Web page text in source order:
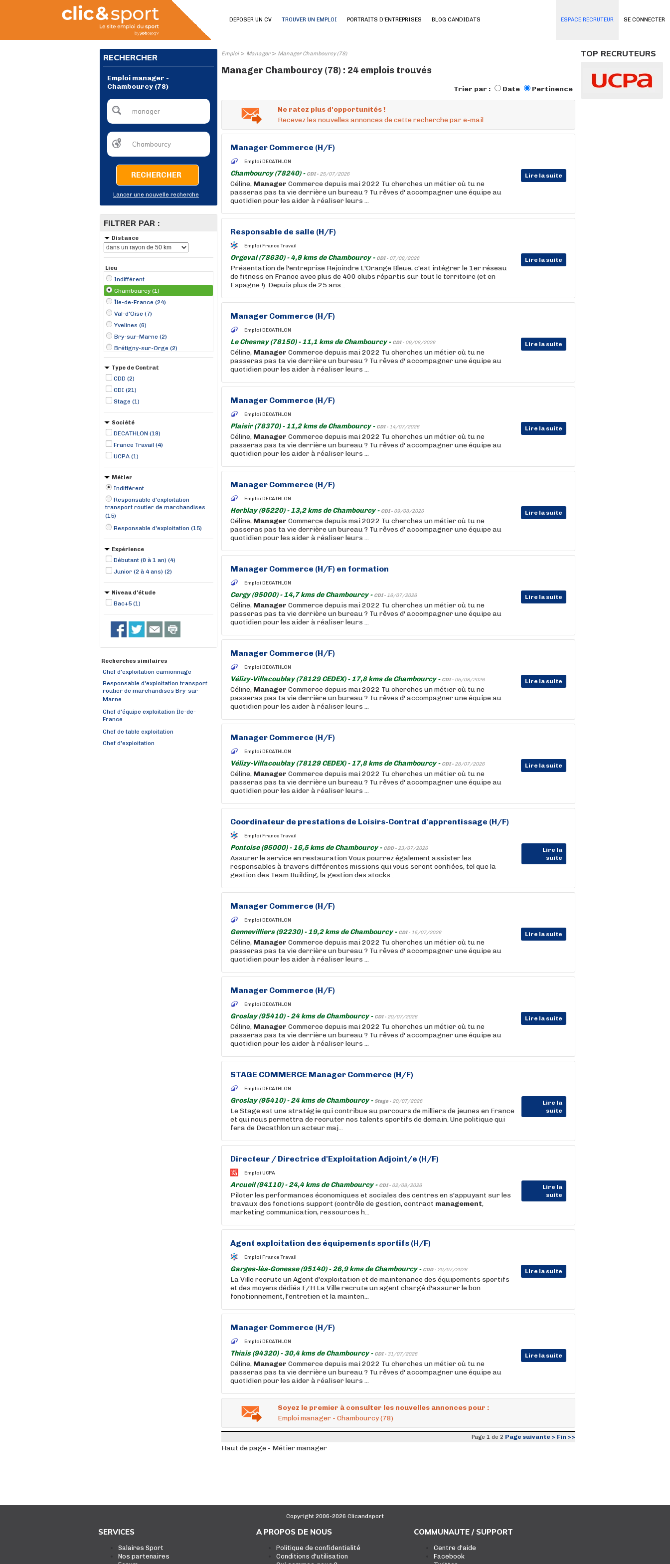
SE CONNECTER
DEPOSER UN CV TROUVER UN EMPLOI PORTRAITS D'ENTREPRISES BLOG CANDIDATS ESPACE RECRUTEUR
RECHERCHER
Emploi manager -
Chambourcy (78)
RECHERCHER
Lancer une nouvelle recherche
FILTRER PAR :
Distance
Lieu
Indifférent
Chambourcy (1)
Île-de-France (24)
Val-d'Oise (7)
Yvelines (6)
Bry-sur-Marne (2)
Brétigny-sur-Orge (2)
Groslay (2)
Vélizy-Villacoublay (2)
Arcueil (1)
Aulnay-sous-Bois (1)
Cergy (1)
Type de Contrat
CDD (2)
CDI (21)
Stage (1)
Société
DECATHLON (19)
France Travail (4)
UCPA (1)
Métier
Indifférent
Responsable d'exploitation
transport routier de marchandises
(15)
Responsable d'exploitation (15)
Expérience
Débutant (0 à 1 an) (4)
Junior (2 à 4 ans) (2)
Niveau d'étude
Bac+5 (1)
Recherches similaires
Chef d'exploitation camionnage
Responsable d'exploitation transport
routier de marchandises Bry-sur-
Marne
Chef d'équipe exploitation Île-de-
France
Chef de table exploitation
Chef d'exploitation
Emploi> Manager> Manager Chambourcy (78)
Manager Chambourcy (78) : 24 emplois trouvés
Trier par : Date Pertinence
Ne ratez plus d'opportunités !
Recevez les nouvelles annonces de cette recherche par e-mail
Manager Commerce (H/F)
Emploi DECATHLON
Chambourcy (78240) - CDI - 25/07/2026 Lire la suite
Céline, Manager Commerce depuis mai 2022 Tu cherches un métier où tu ne
passeras pas ta vie derrière un bureau ? Tu rêves d' accompagner une équipe au
quotidien pour les aider à réaliser leurs ...
Responsable de salle (H/F)
Emploi France Travail
Orgeval (78630) - 4,9 kms de Chambourcy - CDI - 07/08/2026 Lire la suite
Présentation de l'entreprise Rejoindre L'Orange Bleue, c'est intégrer le 1er réseau
de fitness en France avec plus de 400 clubs répartis sur tout le territoire (et en
Espagne !). Depuis plus de 25 ans...
Manager Commerce (H/F)
Emploi DECATHLON
Le Chesnay (78150) - 11,1 kms de Chambourcy - CDI - 09/08/2026 Lire la suite
Céline, Manager Commerce depuis mai 2022 Tu cherches un métier où tu ne
passeras pas ta vie derrière un bureau ? Tu rêves d' accompagner une équipe au
quotidien pour les aider à réaliser leurs ...
Manager Commerce (H/F)
Emploi DECATHLON
Plaisir (78370) - 11,2 kms de Chambourcy - CDI - 14/07/2026 Lire la suite
Céline, Manager Commerce depuis mai 2022 Tu cherches un métier où tu ne
passeras pas ta vie derrière un bureau ? Tu rêves d' accompagner une équipe au
quotidien pour les aider à réaliser leurs ...
Manager Commerce (H/F)
Emploi DECATHLON
Herblay (95220) - 13,2 kms de Chambourcy - CDI - 09/08/2026 Lire la suite
Céline, Manager Commerce depuis mai 2022 Tu cherches un métier où tu ne
passeras pas ta vie derrière un bureau ? Tu rêves d' accompagner une équipe au
quotidien pour les aider à réaliser leurs ...
Manager Commerce (H/F) en formation
Emploi DECATHLON
Cergy (95000) - 14,7 kms de Chambourcy - CDI - 16/07/2026 Lire la suite
Céline, Manager Commerce depuis mai 2022 Tu cherches un métier où tu ne
passeras pas ta vie derrière un bureau ? Tu rêves d' accompagner une équipe au
quotidien pour les aider à réaliser leurs ...
Manager Commerce (H/F)
Emploi DECATHLON
Vélizy-Villacoublay (78129 CEDEX) - 17,8 kms de Chambourcy - CDI - 05/08/2026 Lire la suite
Céline, Manager Commerce depuis mai 2022 Tu cherches un métier où tu ne
passeras pas ta vie derrière un bureau ? Tu rêves d' accompagner une équipe au
quotidien pour les aider à réaliser leurs ...
Manager Commerce (H/F)
Emploi DECATHLON
Vélizy-Villacoublay (78129 CEDEX) - 17,8 kms de Chambourcy - CDI - 28/07/2026 Lire la suite
Céline, Manager Commerce depuis mai 2022 Tu cherches un métier où tu ne
passeras pas ta vie derrière un bureau ? Tu rêves d' accompagner une équipe au
quotidien pour les aider à réaliser leurs ...
Coordinateur de prestations de Loisirs-Contrat d'apprentissage (H/F)
Emploi France Travail
Pontoise (95000) - 16,5 kms de Chambourcy - CDD - 23/07/2026
Lire la
suite
Assurer le service en restauration Vous pourrez également assister les
responsables à travers différentes missions qui vous seront confiées, tel que la
gestion des Team Building, la gestion des stocks...
Manager Commerce (H/F)
Emploi DECATHLON
Gennevilliers (92230) - 19,2 kms de Chambourcy - CDI - 15/07/2026 Lire la suite
Céline, Manager Commerce depuis mai 2022 Tu cherches un métier où tu ne
passeras pas ta vie derrière un bureau ? Tu rêves d' accompagner une équipe au
quotidien pour les aider à réaliser leurs ...
Manager Commerce (H/F)
Emploi DECATHLON
Groslay (95410) - 24 kms de Chambourcy - CDI - 20/07/2026 Lire la suite
Céline, Manager Commerce depuis mai 2022 Tu cherches un métier où tu ne
passeras pas ta vie derrière un bureau ? Tu rêves d' accompagner une équipe au
quotidien pour les aider à réaliser leurs ...
STAGE COMMERCE Manager Commerce (H/F)
Emploi DECATHLON
Groslay (95410) - 24 kms de Chambourcy - Stage - 20/07/2026
Lire la
suite
Le Stage est une stratégie qui contribue au parcours de milliers de jeunes en France
et qui nous permettra de recruter nos talents sportifs de demain. Une politique qui
fera de Decathlon un acteur maj...
Directeur / Directrice d'Exploitation Adjoint/e (H/F)
Emploi UCPA
Arcueil (94110) - 24,4 kms de Chambourcy - CDI - 02/08/2026
Lire la
suite
Piloter les performances économiques et sociales des centres en s'appuyant sur les
travaux des fonctions support (contrôle de gestion, contract management,
marketing communication, ressources h...
Agent exploitation des équipements sportifs (H/F)
Emploi France Travail
Garges-lès-Gonesse (95140) - 26,9 kms de Chambourcy - CDD - 20/07/2026 Lire la suite
La Ville recrute un Agent d'exploitation et de maintenance des équipements sportifs
et des moyens dédiés F/H La Ville recrute un agent chargé d'assurer le bon
fonctionnement, l'entretien et la mainten...
Manager Commerce (H/F)
Emploi DECATHLON
Thiais (94320) - 30,4 kms de Chambourcy - CDI - 31/07/2026 Lire la suite
Céline, Manager Commerce depuis mai 2022 Tu cherches un métier où tu ne
passeras pas ta vie derrière un bureau ? Tu rêves d' accompagner une équipe au
quotidien pour les aider à réaliser leurs ...
Soyez le premier à consulter les nouvelles annonces pour :
Emploi manager - Chambourcy (78)
Page 1 de 2 Page suivante > Fin >>
Haut de page - Métier manager
TOP RECRUTEURS
Copyright 2006-2026 Clicandsport
SERVICES
Salaires Sport
Nos partenaires
A PROPOS DE NOUS
Politique de confidentialité
Conditions d'utilisation
COMMUNAUTE / SUPPORT
Centre d'aide
Facebook